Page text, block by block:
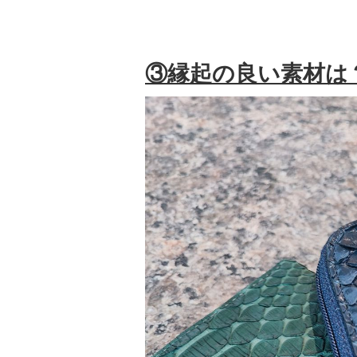
③縁起の良い素材は